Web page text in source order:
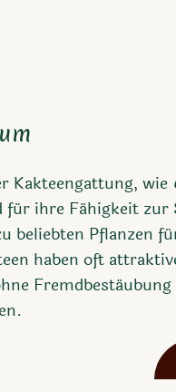
Kakteengattung, wie
für ihre Fähigkeit zur
beliebten Pflanzen
haben oft
Fremdbestäubung